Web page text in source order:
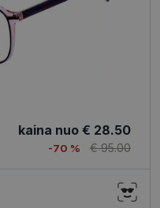
kaina nuo € 28.50
-70 % € 95.00